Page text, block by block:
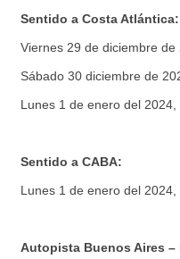
Sentido a Costa Atlántica:
Viernes 29 de diciembre
Sábado 30 diciembre de
Lunes 1 de enero del 2024,
Sentido a CABA:
Lunes 1 de enero del 2024,
Autopista Buenos Aires –